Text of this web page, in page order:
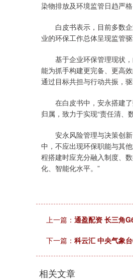
染物排放及环境监管日趋严
白皮书表示，目前多数企
业的环保工作总体呈现监管
基于企业环保管理现状，
能为抓手构建更完备、更高
通过目标共担与行动共振，
在白皮书中，安永搭建了
归属，致力于实现“责任清、
安永风险管理与决策创新
中，不应出现环保职能与其
程搭建时应充分融入制度、
化、智能化水平。”
上一篇： 通盈配资 长三角
下一篇： 科云汇 中央气象
相关文章